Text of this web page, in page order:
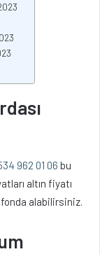
962 01 06 bu
altın fiyatı
alabilirsiniz.